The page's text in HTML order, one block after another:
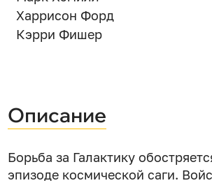
Харрисон Форд
Кэрри Фишер
Описание
Борьба за Галактику
эпизоде космической саги.